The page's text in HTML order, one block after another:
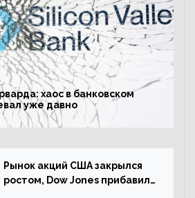
хаос в банковском
уже давно
Рынок акций США закрылся
ростом, Dow Jones прибавил